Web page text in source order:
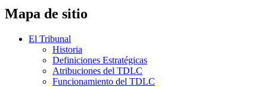
Mapa de sitio
El Tribunal
Historia
Definiciones Estratégicas
Atribuciones del TDLC
Funcionamiento del TDLC